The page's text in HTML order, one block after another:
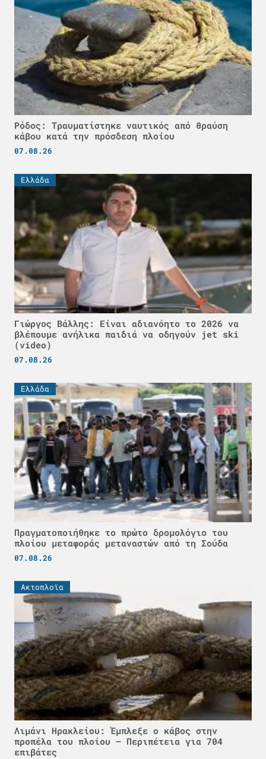
Ρόδος: Τραυματίστηκε ναυτικός από θραύση
κάβου κατά την πρόσδεση πλοίου
07.08.26
Ελλάδα
Γιώργος Βάλλης: Είναι αδιανόητο το 2026 να
βλέπουμε ανήλικα παιδιά να οδηγούν jet ski
(video)
07.08.26
Ελλάδα
Πραγματοποιήθηκε το πρώτο δρομολόγιο του
πλοίου μεταφοράς μεταναστών από τη Σούδα
07.08.26
Ακτοπλοϊα
Λιμάνι Ηρακλείου: Έμπλεξε ο κάβος στην
προπέλα του πλοίου – Περιπέτεια για 704
επιβάτες